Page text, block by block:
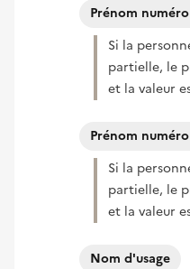
Prénom
Si la
partielle, le
et la valeur
Prénom
Si la
partielle, le
et la valeur
Nom d'usage